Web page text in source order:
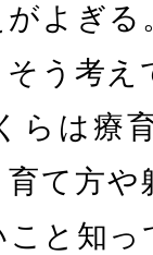
よぎ
う考
らは療
て方
と知っ